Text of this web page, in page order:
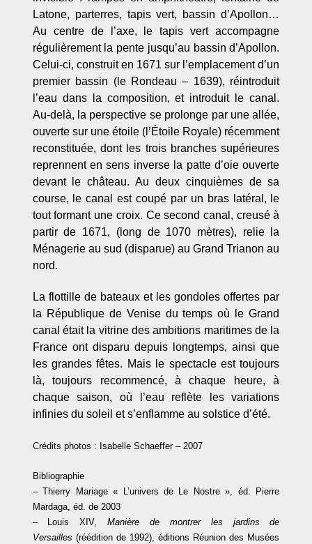
Latone, parterres, tapis vert, bassin d’Apollon…
Au centre de l’axe, le tapis vert accompagne
régulièrement la pente jusqu’au bassin d’Apollon.
Celui-ci, construit en 1671 sur l’emplacement d’un
premier bassin (le Rondeau – 1639), réintroduit
l’eau dans la composition, et introduit le canal.
Au-delà, la perspective se prolonge par une allée,
ouverte sur une étoile (l’Étoile Royale) récemment
reconstituée, dont les trois branches supérieures
reprennent en sens inverse la patte d’oie ouverte
devant le château. Au deux cinquièmes de sa
course, le canal est coupé par un bras latéral, le
tout formant une croix. Ce second canal, creusé à
partir de 1671, (long de 1070 mètres), relie la
Ménagerie au sud (disparue) au Grand Trianon au
nord.
La flottille de bateaux et les gondoles offertes par
la République de Venise du temps où le Grand
canal était la vitrine des ambitions maritimes de la
France ont disparu depuis longtemps, ainsi que
les grandes fêtes. Mais le spectacle est toujours
là, toujours recommencé, à chaque heure, à
chaque saison, où l’eau reflète les variations
infinies du soleil et s’enflamme au solstice d’été.
Crédits photos : Isabelle Schaeffer – 2007
Bibliographie
– Thierry Mariage « L’univers de Le Nostre », éd. Pierre
Mardaga, éd. de 2003
– Louis XIV,Manière de montrer les jardins de
Versailles (réédition de 1992), éditions Réunion des Musées